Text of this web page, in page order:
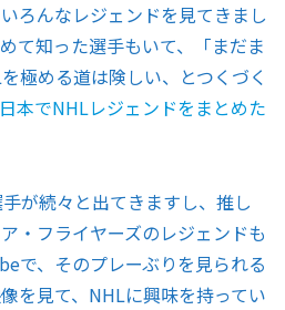
ろんなレジェンドを見てきまし
て知った選手もいて、「まだま
極める道は険しい、とつくづく
日本でNHLレジェンドをまとめた
が続々と出てきますし、推し
・フライヤーズのレジェンドも
で、そのプレーぶりを見られる
を見て、NHLに興味を持ってい